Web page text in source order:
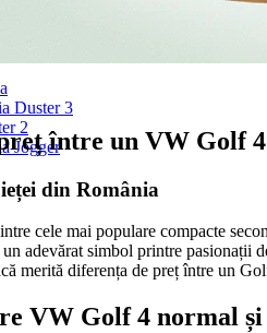
Duster 3
2
Joggerîntre un VW Golf
din România
cele mai populare compacte
adevărat simbol printre pasionații
merită diferența de preț între un
VW Golf 4 normal